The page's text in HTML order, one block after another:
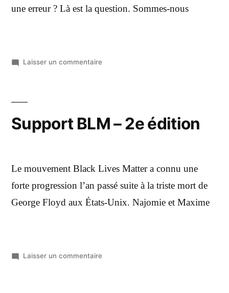
une erreur ? Là est la question. Sommes-nous
Laisser un commentaire
Support BLM – 2e édition
Le mouvement Black Lives Matter a connu une
forte progression l’an passé suite à la triste mort de
George Floyd aux États-Unix. Najomie et Maxime
Laisser un commentaire